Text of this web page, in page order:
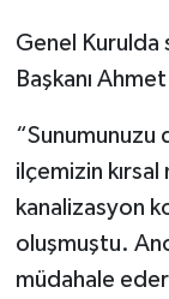
Genel Kurulda
Başkanı
ilçemizin
kanalizasyon
oluşmuştu.
müdahale